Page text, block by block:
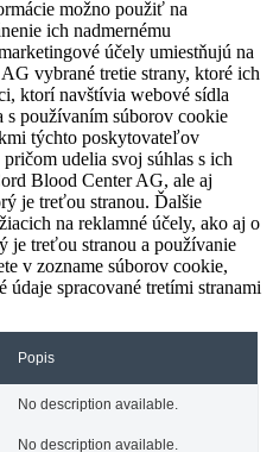
možno použiť na
ich nadmernému
účely umiestňujú na
vybrané tretie strany, ktoré ich
ktorí navštívia webové sídla
používaním súborov cookie
týchto poskytovateľov
udelia svoj súhlas s ich
Blood Center AG, ale aj
je treťou stranou. Ďalšie
na reklamné účely, ako aj o
je treťou stranou a používanie
v zozname súborov cookie,
spracované tretími stranami
Popis
No description available.
No description available.